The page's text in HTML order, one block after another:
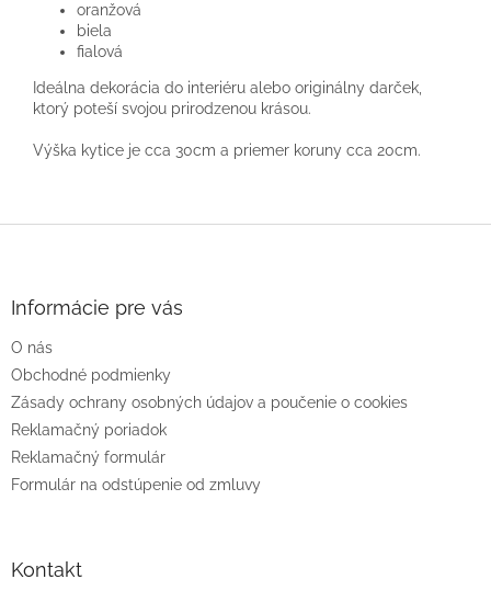
oranžová
biela
fialová
Ideálna dekorácia do interiéru alebo originálny darček,
ktorý poteší svojou prirodzenou krásou.
Výška kytice je cca 30cm a priemer koruny cca 20cm.
e
Informácie pre vás
O nás
Obchodné podmienky
Zásady ochrany osobných údajov a poučenie o cookies
Reklamačný poriadok
Reklamačný formulár
Formulár na odstúpenie od zmluvy
Kontakt